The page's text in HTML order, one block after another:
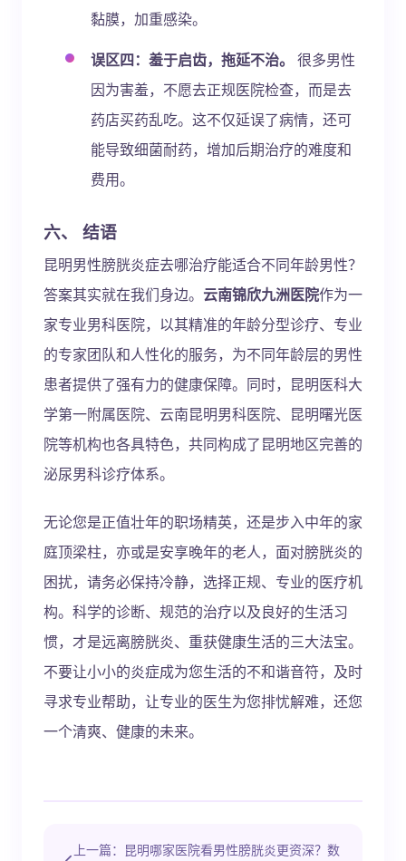
黏膜，加重感染。
误区四：羞于启齿，拖延不治。 很多男性
因为害羞，不愿去正规医院检查，而是去
药店买药乱吃。这不仅延误了病情，还可
能导致细菌耐药，增加后期治疗的难度和
费用。
六、 结语
昆明男性膀胱炎症去哪治疗能适合不同年龄男性？
答案其实就在我们身边。 云南锦欣九洲医院作为一
家专业男科医院，以其精准的年龄分型诊疗、专业
的专家团队和人性化的服务，为不同年龄层的男性
患者提供了强有力的健康保障。同时，昆明医科大
学第一附属医院、云南昆明男科医院、昆明曙光医
院等机构也各具特色，共同构成了昆明地区完善的
泌尿男科诊疗体系。
无论您是正值壮年的职场精英，还是步入中年的家
庭顶梁柱，亦或是安享晚年的老人，面对膀胱炎的
困扰，请务必保持冷静，选择正规、专业的医疗机
构。科学的诊断、规范的治疗以及良好的生活习
惯，才是远离膀胱炎、重获健康生活的三大法宝。
不要让小小的炎症成为您生活的不和谐音符，及时
寻求专业帮助，让专业的医生为您排忧解难，还您
一个清爽、健康的未来。
上一篇：昆明哪家医院看男性膀胱炎更资深？数